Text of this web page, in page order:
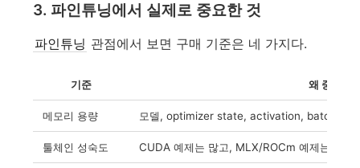
3. 파인튜닝에서 실제로 중요한 것
파인튜닝 관점에서 보면 구매 기준은 네 가지다.
기준 왜 중요한
메모리 용량 모델, optimizer state, activation, batch,
툴체인 성숙도 CUDA 예제는 많고, MLX/ROCm 예제는 상대